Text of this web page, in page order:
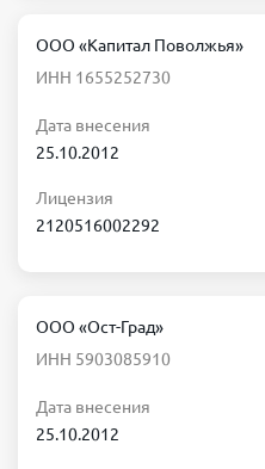
ООО «Капитал Поволжья»
ИНН 1655252730
Дата внесения
25.10.2012
Лицензия
2120516002292
ООО «Ост-Град»
ИНН 5903085910
Дата внесения
25.10.2012